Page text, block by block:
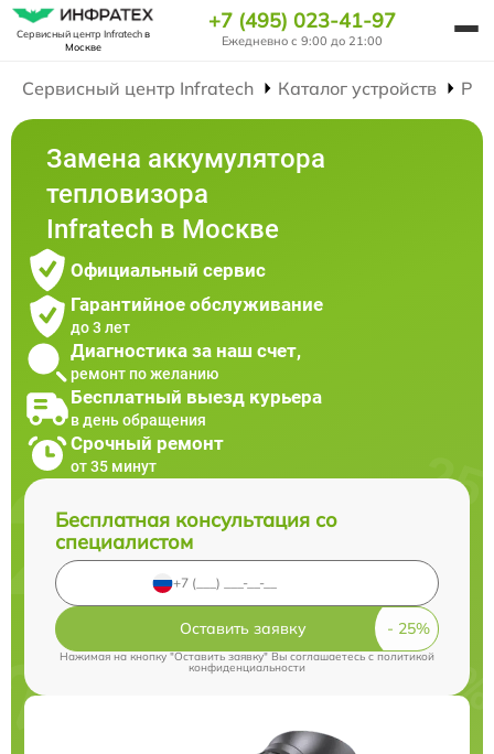
Сервисный центр Infratechв
Москве
+7 (495) 023-41-97
Ежедневно с 9:00 до 21:00
Сервисный центр Infratech Каталог устройств
Замена аккумулятора
тепловизора
Infratech в Москве
Официальный сервис
Гарантийное обслуживание
до 3 лет
Диагностика за наш счет,
ремонт по желанию
Бесплатный выезд курьера
в день обращения
Срочный ремонт
от 35 минут
Бесплатная консультация со
специалистом
Оставить заявку
Нажимая на кнопку "Оставить заявку" Вы соглашаетесь cполитикой
конфиденциальности